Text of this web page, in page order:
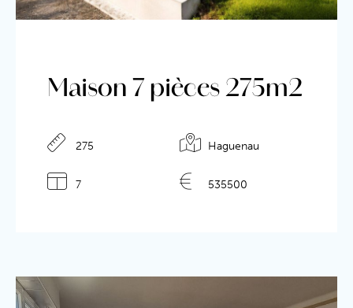
Détails de l'annonce
Maison 7 pièces 275m2
275 Haguenau
7 535500